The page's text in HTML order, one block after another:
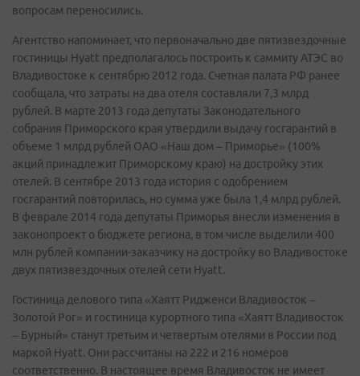
вопросам переносились.
Агентство напоминает, что первоначально две пятизвездочные
гостиницы Hyatt предполагалось построить к саммиту АТЭС во
Владивостоке к сентябрю 2012 года. Счетная палата РФ ранее
сообщала, что затраты на два отеля составляли 7,3 млрд
рублей. В марте 2013 года депутаты Законодательного
собрания Приморского края утвердили выдачу госгарантий в
объеме 1 млрд рублей ОАО «Наш дом – Приморье» (100%
акций принадлежит Приморскому краю) на достройку этих
отелей. В сентябре 2013 года история с одобрением
госгарантий повторилась, но сумма уже была 1,4 млрд рублей.
В феврале 2014 года депутаты Приморья внесли изменения в
законопроект о бюджете региона, в том числе выделили 400
млн рублей компании-заказчику на достройку во Владивостоке
двух пятизвездочных отелей сети Hyatt.
Гостиница делового типа «Хаятт Ридженси Владивосток –
Золотой Рог» и гостиница курортного типа «Хаятт Владивосток
– Бурный» станут третьим и четвертым отелями в России под
маркой Hyatt. Они рассчитаны на 222 и 216 номеров
соответственно. В настоящее время Владивосток не имеет